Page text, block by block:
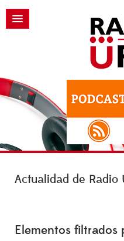
Actualidad de Radio
Elementos